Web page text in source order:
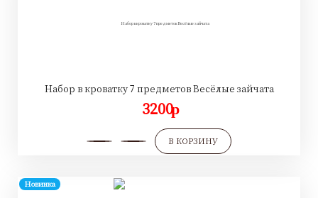
Набор в кроватку 7 предметов Весёлые зайчата
3200p
В КОРЗИНУ
Новинка